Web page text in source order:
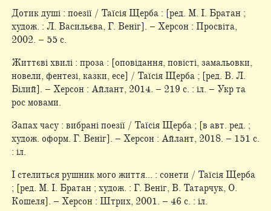
Дотик душi : поезiї / Таїсія Щерба : [ред. М. І. Братан ;
худож. : Л. Васильєва, Г. Веніг]. – Херсон : Просвіта,
2002. – 55 c.
Життєві хвилі : проза : [оповідання, повісті, замальовки,
новели, фентезі, казки, есе] / Таїсія Щерба ; [ред. В. Л.
Білий]. – Херсон : Айлант, 2014. – 219 с. : іл. – Укр та
рос мовами.
Запах часу : вибрані поезії / Таїсія Щерба ; [в авт. ред. ;
худож. оформ. Г. Веніг]. – Херсон : Айлант, 2018. – 151 с.
: іл.
І стелиться рушник мого життя... : сонети / Таїсія Щерба
; [ред. М. І. Братан ; худож. : Г. Веніг, В. Татарчук, О.
Кошеля]. – Херсон : Штрих, 2001. – 46 с. : іл.